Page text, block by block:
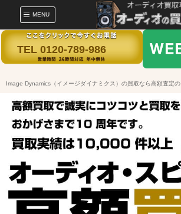
MENU
TEL 0120-789-986
Image Dynamics（イメージダイナミクス）の買取なら高額査定の